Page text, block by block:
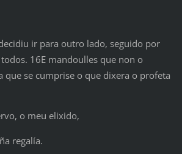
ir para outro lado, seguido por
16E mandoulles que non o
que se cumprise o que dixera o profeta
o meu elixido,
regalía.